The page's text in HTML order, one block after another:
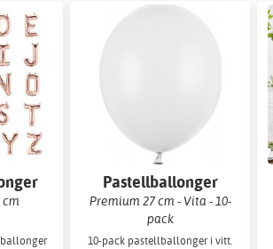
cm
Pastellballonger
Premium 27 cm - Vita - 10-
pack
10-pack pastellballonger i vitt.